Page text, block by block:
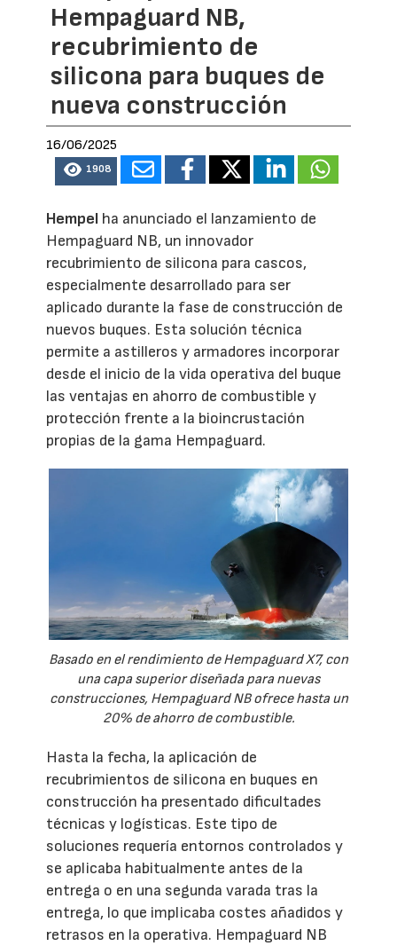
Hempaguard NB,
recubrimiento de
silicona para buques de
nueva construcción
16/06/2025
1908
Hempel ha anunciado el lanzamiento de
Hempaguard NB, un innovador
recubrimiento de silicona para cascos,
especialmente desarrollado para ser
aplicado durante la fase de construcción de
nuevos buques. Esta solución técnica
permite a astilleros y armadores incorporar
desde el inicio de la vida operativa del buque
las ventajas en ahorro de combustible y
protección frente a la bioincrustación
propias de la gama Hempaguard.
Basado en el rendimiento de Hempaguard X7, con
una capa superior diseñada para nuevas
construcciones, Hempaguard NB ofrece hasta un
20% de ahorro de combustible.
Hasta la fecha, la aplicación de
recubrimientos de silicona en buques en
construcción ha presentado dificultades
técnicas y logísticas. Este tipo de
soluciones requería entornos controlados y
se aplicaba habitualmente antes de la
entrega o en una segunda varada tras la
entrega, lo que implicaba costes añadidos y
retrasos en la operativa. Hempaguard NB